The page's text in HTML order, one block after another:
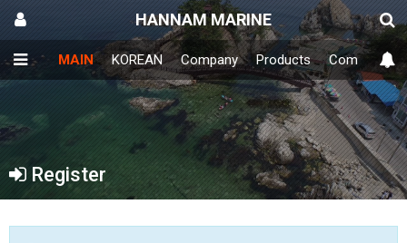
HANNAM MARINE
MAIN KOREAN Company Products Community
Register